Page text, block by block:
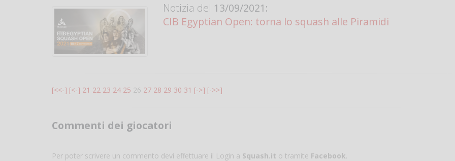
Notizia del 13/09/2021:
CIB Egyptian Open: torna lo squash alle Piramidi
[<<-] [<-] 21 22 23 24 25 26 27 28 29 30 31 [->] [->>]
Commenti dei giocatori
Per poter scrivere un commento devi effettuare il Login a Squash.it o tramite Facebook.